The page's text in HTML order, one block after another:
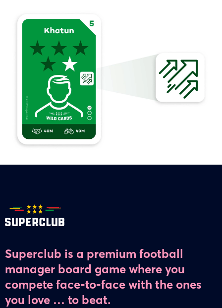
Superclub is a premium football
manager board game where you
compete face-to-face with the ones
you love … to beat.